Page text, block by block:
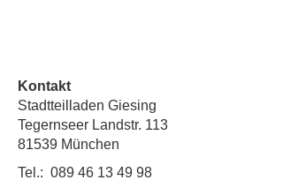
Kontakt
Stadtteilladen Giesing
Tegernseer Landstr. 113
81539 München
Tel.: 089 46 13 49 98